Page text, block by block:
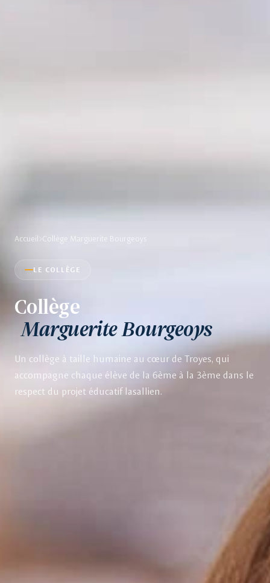
Accueil Collège Marguerite Bourgeoys
LE COLLÈGE
Collège
Marguerite Bourgeoys
Un collège à taille humaine au cœur de Troyes, qui
accompagne chaque élève de la 6ème à la 3ème dans le
respect du projet éducatif lasallien.